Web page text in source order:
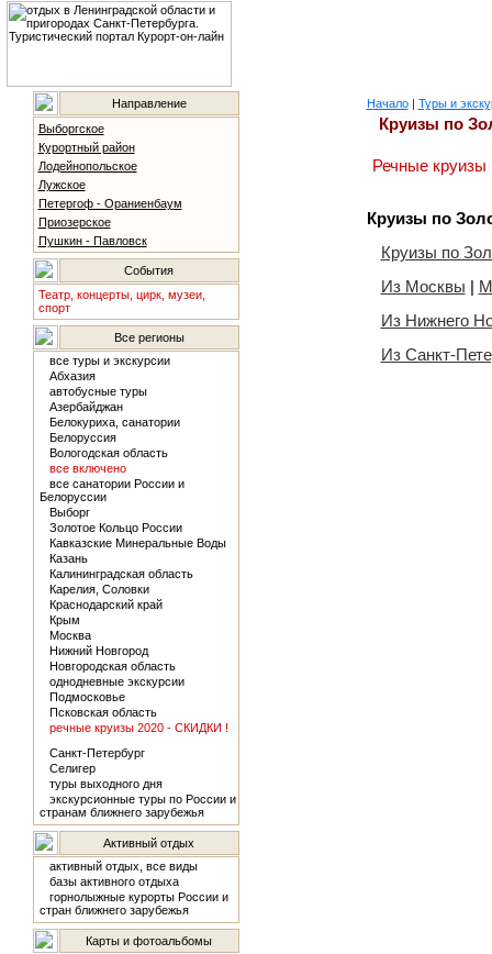
Направление
Выборгское
Курортный район
Лодейнопольское
Лужское
Петергоф - Ораниенбаум
Приозерское
Пушкин - Павловск
События
Театр, концерты, цирк, музеи,
спорт
Все регионы
все туры и экскурсии
Абхазия
автобусные туры
Азербайджан
Белокуриха, санатории
Белоруссия
Вологодская область
все включено
все санатории России и
Белоруссии
Выборг
Золотое Кольцо России
Кавказские Минеральные Воды
Казань
Калининградская область
Карелия, Соловки
Краснодарский край
Крым
Москва
Нижний Новгород
Новгородская область
однодневные экскурсии
Подмосковье
Псковская область
речные круизы 2020 - СКИДКИ !
Санкт-Петербург
Селигер
туры выходного дня
экскурсионные туры по России и
странам ближнего зарубежья
Активный отдых
активный отдых, все виды
базы активного отдыха
горнолыжные курорты России и
стран ближнего зарубежья
Карты и фотоальбомы
Начало| Туры и
Круизы по
Речные круизы
Круизы по
Круизы по
Из Москвы |
Из Нижнего
Из Санкт-